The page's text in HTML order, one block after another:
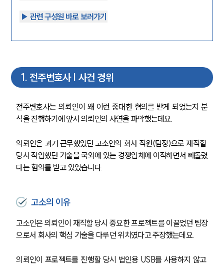
▶︎ 관련 구성원 바로 보러가기
1. 전주변호사 | 사건 경위
전주변호사는 의뢰인이 왜 이런 중대한 혐의를 받게 되었는지 분
석을 진행하기에 앞서 의뢰인의 사연을 파악했는데요.
의뢰인은 과거 근무했었던 고소인의 회사 직원(팀장)으로 재직할
당시 작업했던 기술을 국외에 있는 경쟁업체에 이직하면서 빼돌렸
다는 혐의를 받고 있었습니다.
고소의 이유
고소인은 의뢰인이 재직할 당시 중요한 프로젝트를 이끌었던 팀장
으로서 회사의 핵심 기술을 다루던 위치였다고 주장했는데요.
의뢰인이 프로젝트를 진행할 당시 법인용 USB를 사용하지 않고